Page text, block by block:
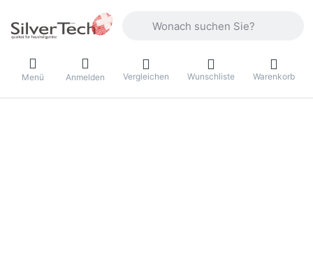
Menü Anmelden Vergleichen Wunschliste Warenkorb